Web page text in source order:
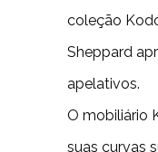
coleção
Sheppard
apelativos.
O mobiliário
suas curvas